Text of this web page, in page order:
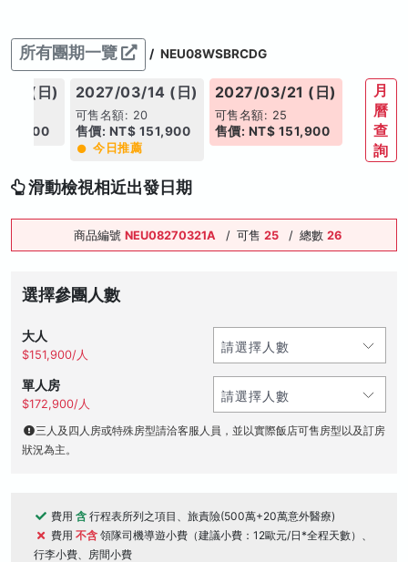
所有團期一覽 / NEU08WSBRCDG
(日) 2027/03/14 (日)
可售名額: 20
售價: NT$ 151,900
今日推薦
2027/03/21 (日)
可售名額: 25
售價: NT$ 151,900
月
曆
查
詢
滑動檢視相近出發日期
商品編號 NEU08270321A / 可售 25 / 總數 26
選擇參團人數
大人
$151,900/人
單人房
$172,900/人
三人及四人房或特殊房型請洽客服人員，並以實際飯店可售房型以及訂房
狀況為主。
費用 含 行程表所列之項目、旅責險(500萬+20萬意外醫療)
費用 不含 領隊司機導遊小費（建議小費：12歐元/日*全程天數）、
行李小費、房間小費